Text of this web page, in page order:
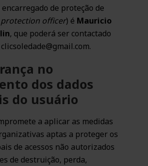
de proteção de
officer) é Mauricio
, que poderá ser contactado
no
dos dados
do usuário
a aplicar as medidas
aptas a proteger os
de acessos não autorizados
de destruição, perda,